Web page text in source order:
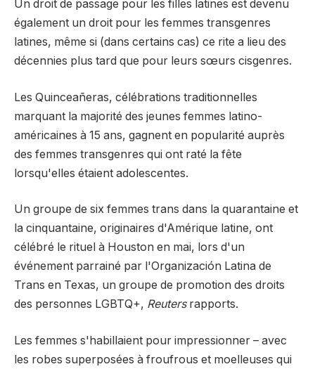
Un droit de passage pour les filles latines est devenu
également un droit pour les femmes transgenres
latines, même si (dans certains cas) ce rite a lieu des
décennies plus tard que pour leurs sœurs cisgenres.
Les Quinceañeras, célébrations traditionnelles
marquant la majorité des jeunes femmes latino-
américaines à 15 ans, gagnent en popularité auprès
des femmes transgenres qui ont raté la fête
lorsqu'elles étaient adolescentes.
Un groupe de six femmes trans dans la quarantaine et
la cinquantaine, originaires d'Amérique latine, ont
célébré le rituel à Houston en mai, lors d'un
événement parrainé par l'Organización Latina de
Trans en Texas, un groupe de promotion des droits
des personnes LGBTQ+, Reutersrapports.
Les femmes s'habillaient pour impressionner – avec
les robes superposées à froufrous et moelleuses qui